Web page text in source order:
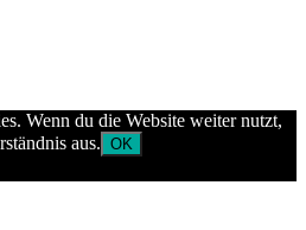
Wenn du die Website weiter nutzt,
aus. OK